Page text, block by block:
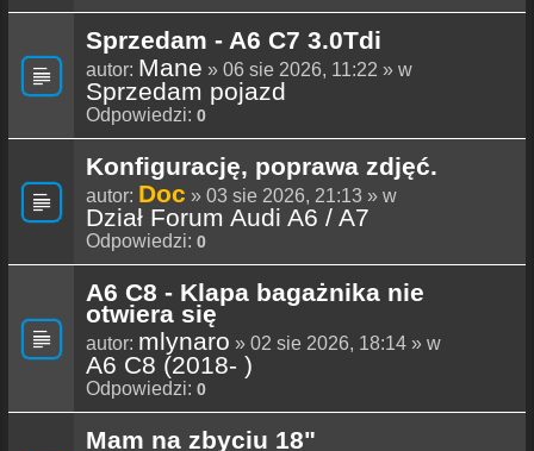
Sprzedam - A6 C7 3.0Tdi
autor: Mane » 06 sie 2026, 11:22 » w
Sprzedam pojazd
Odpowiedzi: 0
Konfigurację, poprawa zdjęć.
autor: Doc » 03 sie 2026, 21:13 » w
Dział Forum Audi A6 / A7
Odpowiedzi: 0
A6 C8 - Klapa bagażnika nie
otwiera się
autor: mlynaro » 02 sie 2026, 18:14 » w
A6 C8 (2018- )
Odpowiedzi: 0
Mam na zbyciu 18"